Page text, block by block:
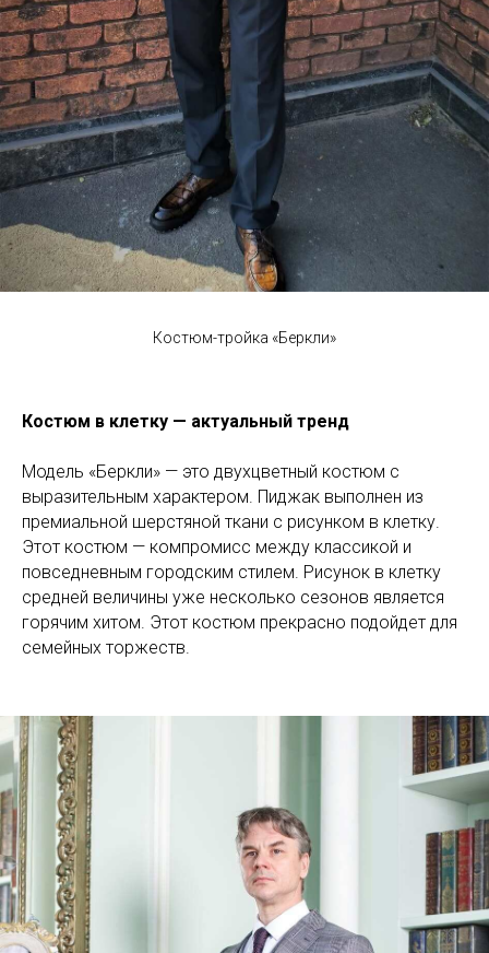
Костюм-тройка «Беркли»
Костюм в клетку — актуальный тренд
Модель «Беркли» — это двухцветный костюм с
выразительным характером. Пиджак выполнен из
премиальной шерстяной ткани с рисунком в клетку.
Этот костюм — компромисс между классикой и
повседневным городским стилем. Рисунок в клетку
средней величины уже несколько сезонов является
горячим хитом. Этот костюм прекрасно подойдет для
семейных торжеств.